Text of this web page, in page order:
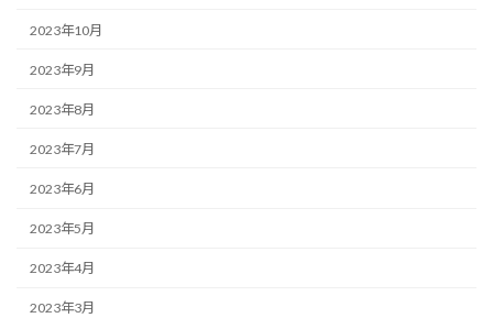
2023年10月
2023年9月
2023年8月
2023年7月
2023年6月
2023年5月
2023年4月
2023年3月